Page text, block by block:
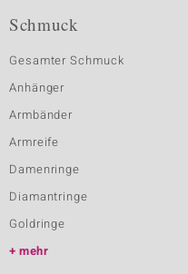
Schmuck
Gesamter Schmuck
Anhänger
Armbänder
Armreife
Damenringe
Diamantringe
Goldringe
mehr